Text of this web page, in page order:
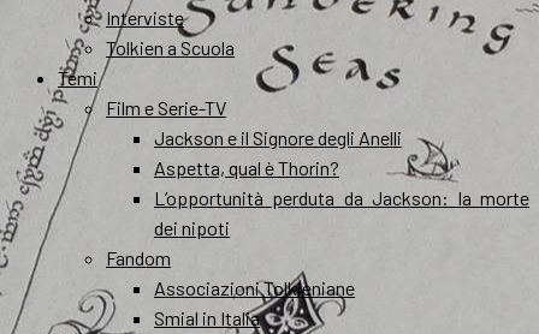
Interviste
Tolkien a Scuola
Temi
Film e Serie-TV
Jackson e il Signore degli Anelli
Aspetta, qual è Thorin?
L’opportunità perduta da Jackson: la morte
dei nipoti
Fandom
Associazioni Tolkieniane
Smial in Italia